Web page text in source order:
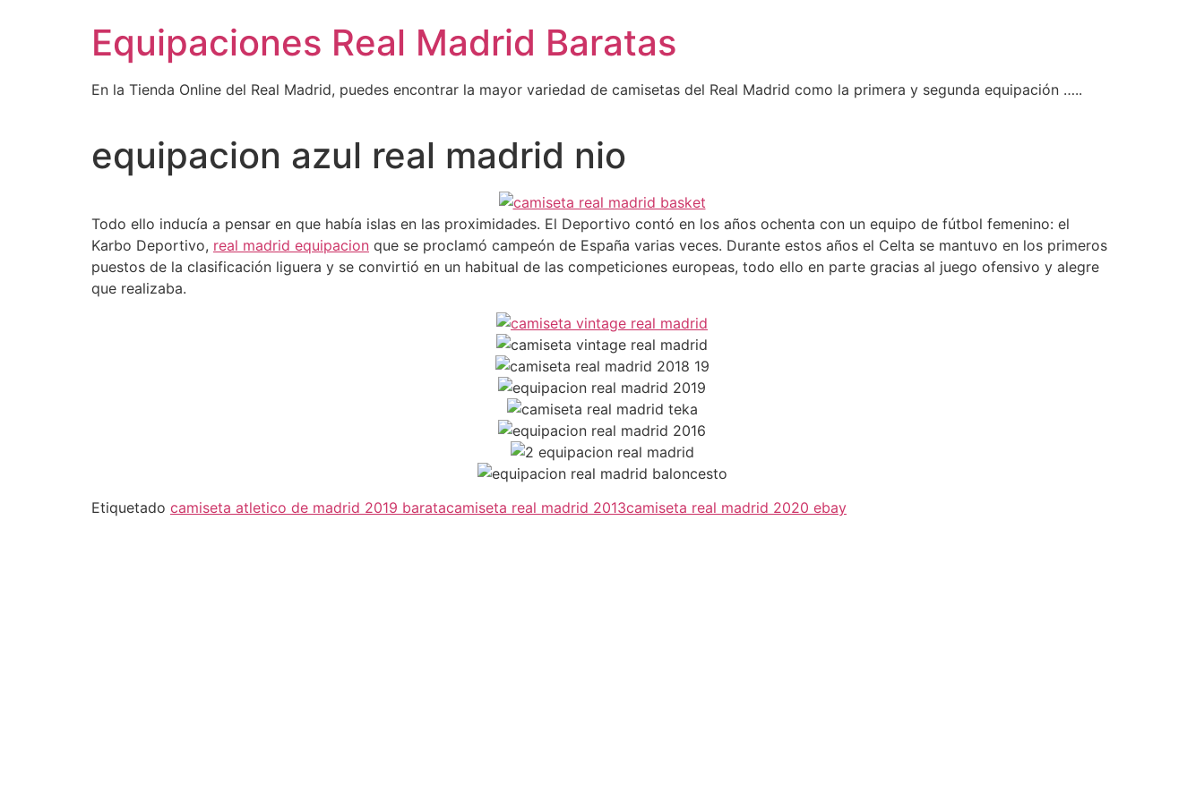
Equipaciones Real Madrid Baratas
En la Tienda Online del Real Madrid, puedes encontrar la mayor variedad de camisetas del Real Madrid como la primera y segunda equipación …..
equipacion azul real madrid nio
Todo ello inducía a pensar en que había islas en las proximidades. El Deportivo contó en los años ochenta con un equipo de fútbol femenino: el
Karbo Deportivo, real madrid equipacion que se proclamó campeón de España varias veces. Durante estos años el Celta se mantuvo en los primeros
puestos de la clasificación liguera y se convirtió en un habitual de las competiciones europeas, todo ello en parte gracias al juego ofensivo y alegre
que realizaba.
Etiquetado camiseta atletico de madrid 2019 baratacamiseta real madrid 2013camiseta real madrid 2020 ebay